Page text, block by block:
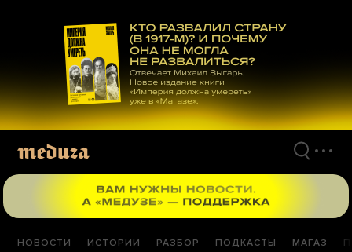
материалам
НОВОСТИ ИСТОРИИ РАЗБОР ПОДКАСТЫ МАГАЗ